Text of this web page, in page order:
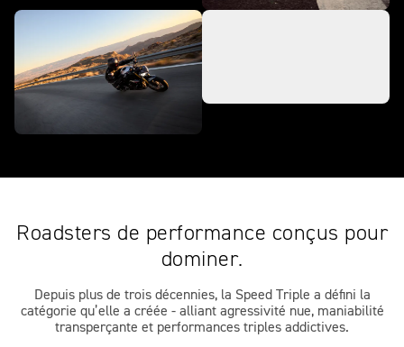
Roadsters de performance conçus pour
dominer.
Depuis plus de trois décennies, la Speed Triple a défini la
catégorie qu’elle a créée - alliant agressivité nue, maniabilité
transperçante et performances triples addictives.